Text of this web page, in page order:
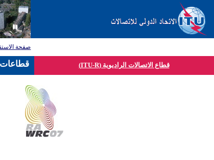
صفحة
قطاع الاتصالات الراديوية (ITU-R) قطاعات